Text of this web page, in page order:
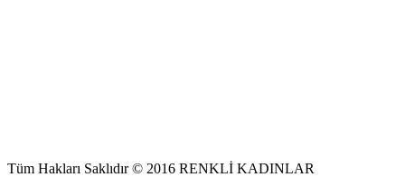
Tüm Hakları Saklıdır © 2016 RENKLİ KADINLAR